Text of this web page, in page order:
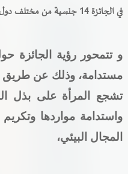
في الجائزة 14 جنسية من مختلف دول العالم.
و تتمحور رؤية الجائزة
مستدامة، وذلك عن طريق
تشجع المرأة على بذل
واستدامة مواردها وتكريم
المجال البيئي،